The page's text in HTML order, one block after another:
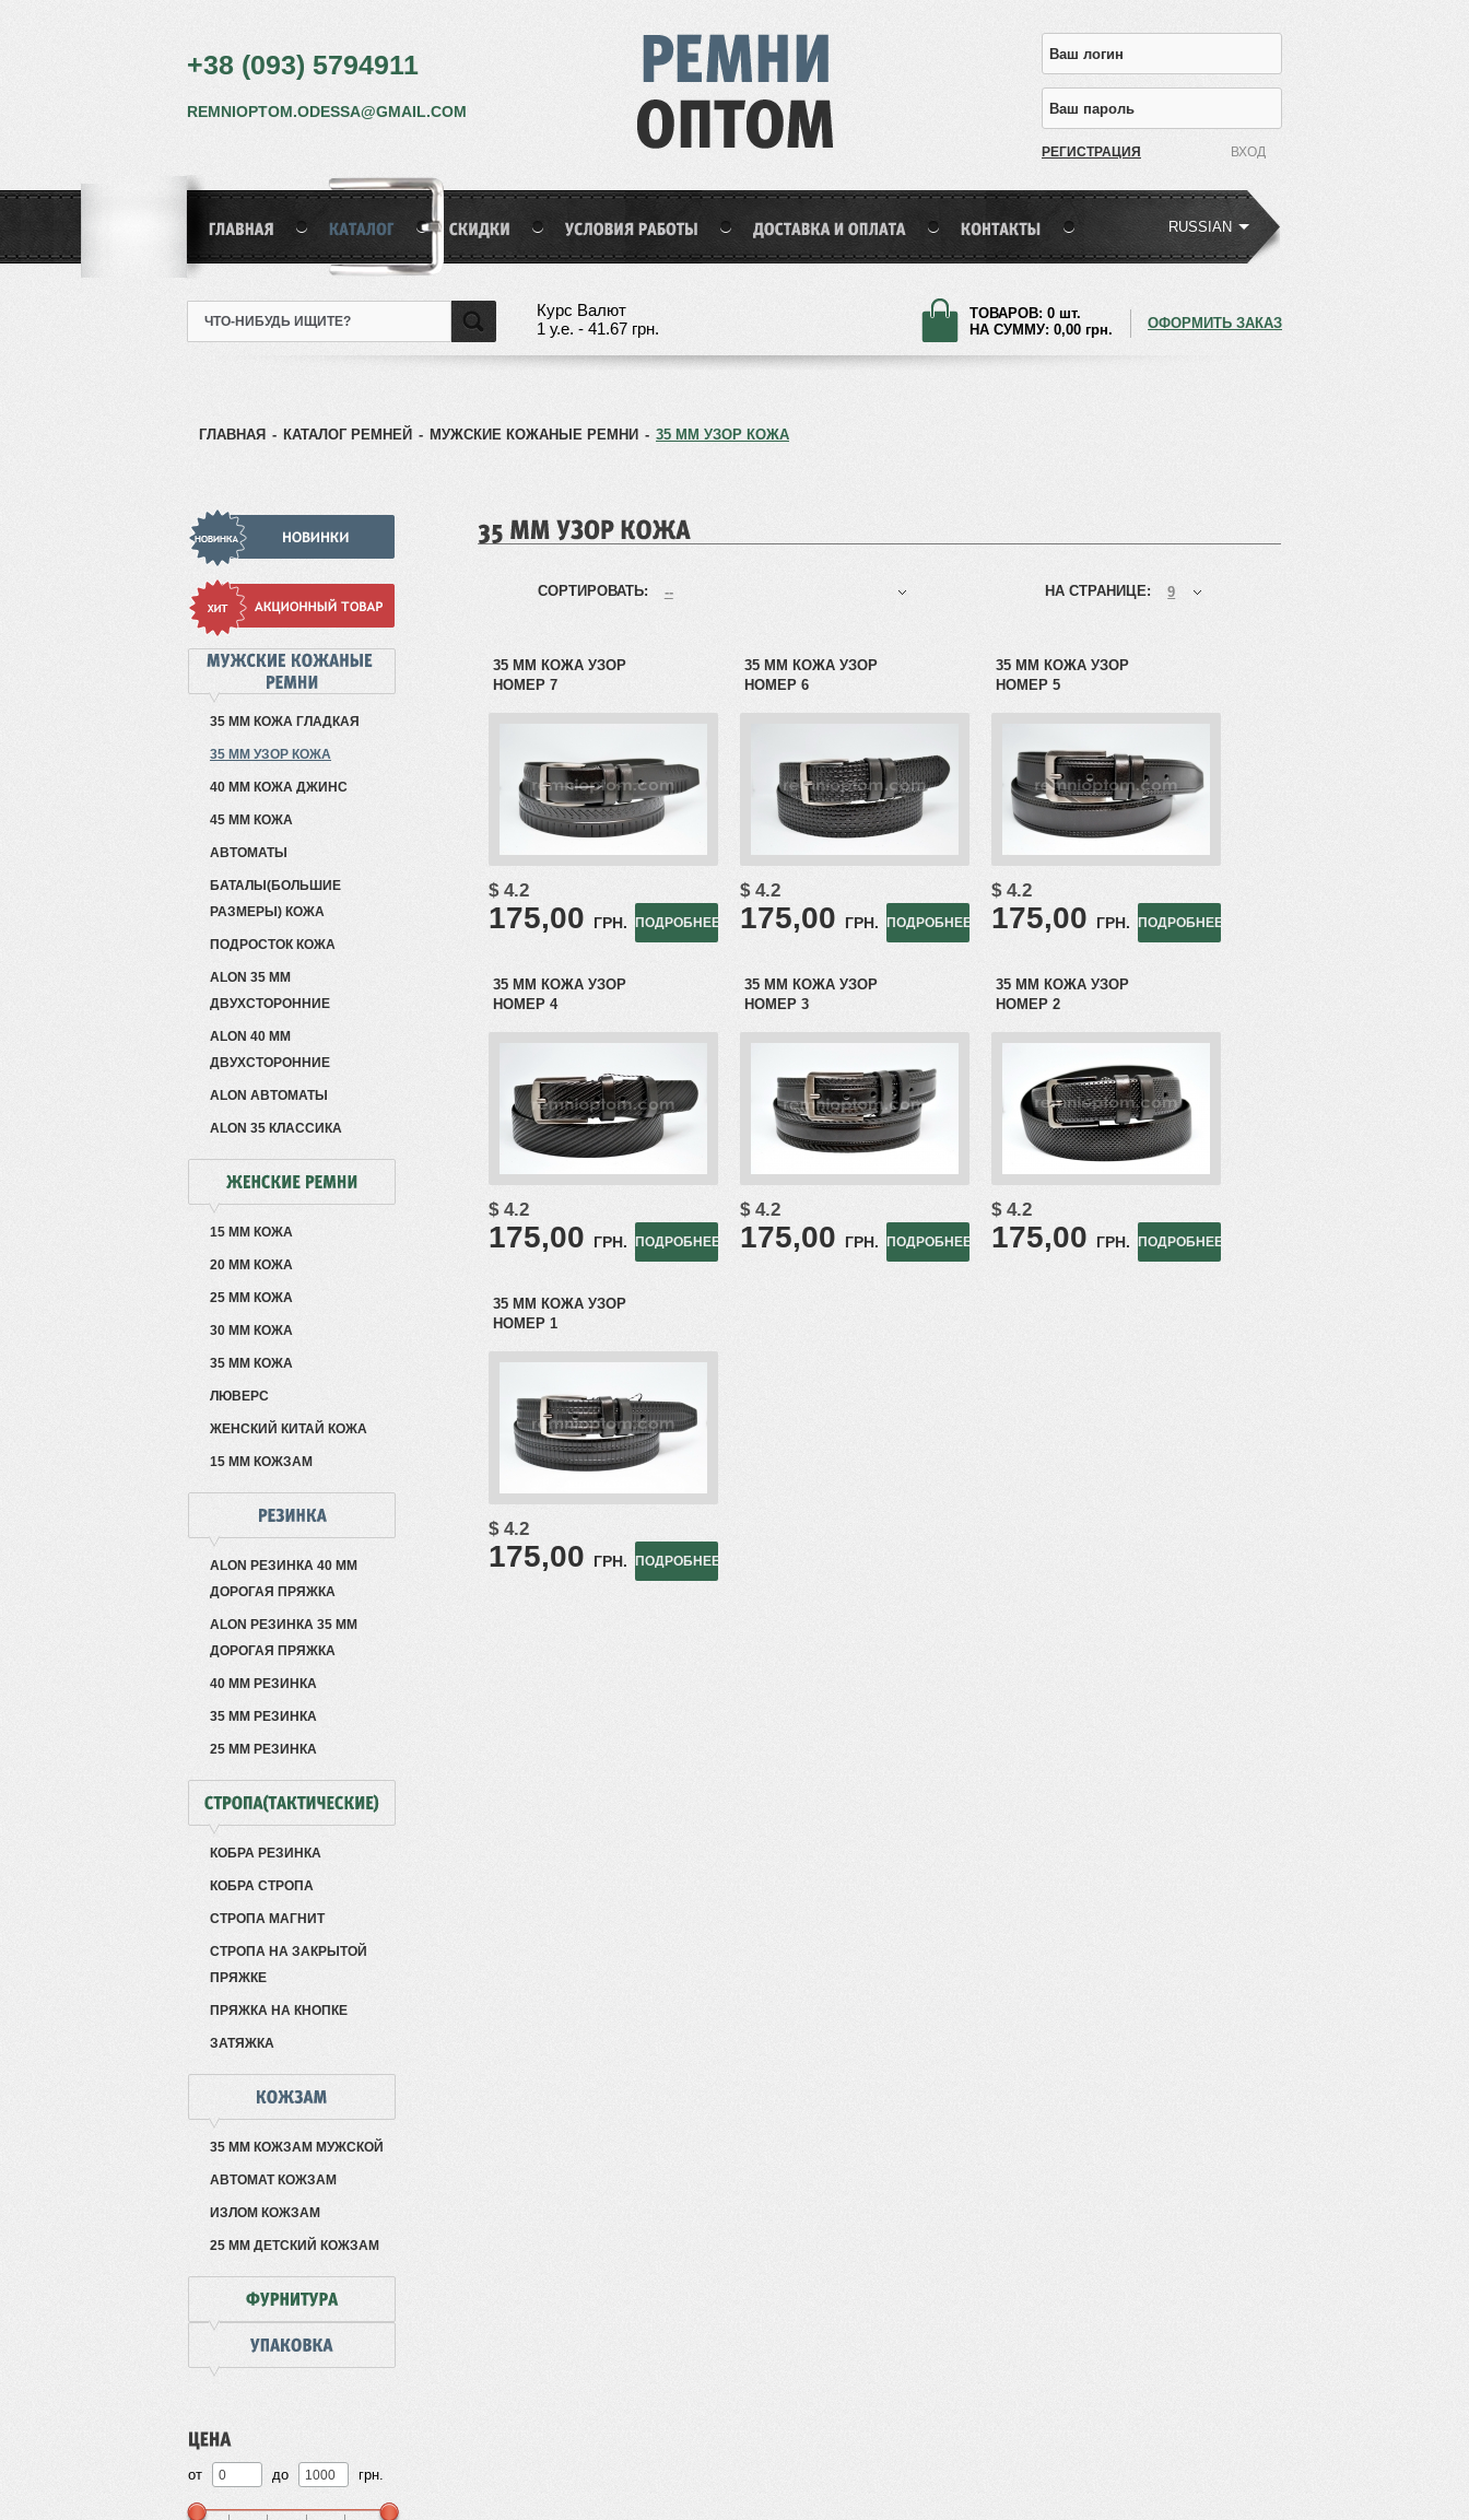
+38 (093) 5794911
REMNIOPTOM.ODESSA@GMAIL.COM
РЕГИСТРАЦИЯ
RUSSIAN
Курс Валют
1 у.е. - 41.67 грн.
ТОВАРОВ: 0 шт.
НА СУММУ: 0,00 грн. ОФОРМИТЬ ЗАКАЗ
ГЛАВНАЯ - КАТАЛОГ РЕМНЕЙ - МУЖСКИЕ КОЖАНЫЕ РЕМНИ - 35 ММ УЗОР КОЖА
35 ММ КОЖА ГЛАДКАЯ
35 ММ УЗОР КОЖА
40 ММ КОЖА ДЖИНС
45 ММ КОЖА
АВТОМАТЫ
БАТАЛЫ(БОЛЬШИЕ
РАЗМЕРЫ) КОЖА
ПОДРОСТОК КОЖА
ALON 35 ММ
ДВУХСТОРОННИЕ
ALON 40 ММ
ДВУХСТОРОННИЕ
ALON АВТОМАТЫ
ALON 35 КЛАССИКА
15 ММ КОЖА
20 ММ КОЖА
25 ММ КОЖА
30 ММ КОЖА
35 ММ КОЖА
ЛЮВЕРС
ЖЕНСКИЙ КИТАЙ КОЖА
15 ММ КОЖЗАМ
ALON РЕЗИНКА 40 ММ
ДОРОГАЯ ПРЯЖКА
ALON РЕЗИНКА 35 ММ
ДОРОГАЯ ПРЯЖКА
40 ММ РЕЗИНКА
35 ММ РЕЗИНКА
25 ММ РЕЗИНКА
КОБРА РЕЗИНКА
КОБРА СТРОПА
СТРОПА МАГНИТ
СТРОПА НА ЗАКРЫТОЙ
ПРЯЖКЕ
ПРЯЖКА НА КНОПКЕ
ЗАТЯЖКА
35 ММ КОЖЗАМ МУЖСКОЙ
АВТОМАТ КОЖЗАМ
ИЗЛОМ КОЖЗАМ
25 ММ ДЕТСКИЙ КОЖЗАМ
от до грн.
СОРТИРОВАТЬ: -- НА СТРАНИЦЕ: 9
35 ММ КОЖА УЗОР
НОМЕР 7
$ 4.2
175,00 ГРН. ПОДРОБНЕЕ
35 ММ КОЖА УЗОР
НОМЕР 6
$ 4.2
175,00 ГРН. ПОДРОБНЕЕ
35 ММ КОЖА УЗОР
НОМЕР 5
$ 4.2
175,00 ГРН. ПОДРОБНЕЕ
35 ММ КОЖА УЗОР
НОМЕР 4
$ 4.2
175,00 ГРН. ПОДРОБНЕЕ
35 ММ КОЖА УЗОР
НОМЕР 3
$ 4.2
175,00 ГРН. ПОДРОБНЕЕ
35 ММ КОЖА УЗОР
НОМЕР 2
$ 4.2
175,00 ГРН. ПОДРОБНЕЕ
35 ММ КОЖА УЗОР
НОМЕР 1
$ 4.2
175,00 ГРН. ПОДРОБНЕЕ